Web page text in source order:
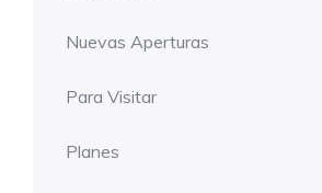
Nuevas Aperturas
Para Visitar
Planes